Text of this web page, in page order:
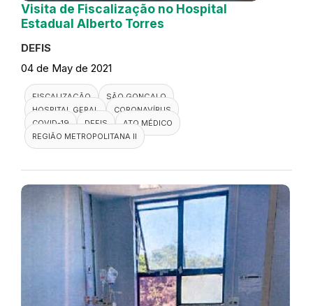
Visita de Fiscalização no Hospital
Estadual Alberto Torres
DEFIS
04 de May de 2021
FISCALIZAÇÃO
SÃO GONÇALO
HOSPITAL GERAL
CORONAVÍRUS
COVID-19
DEFIS
ATO MÉDICO
REGIÃO METROPOLITANA II